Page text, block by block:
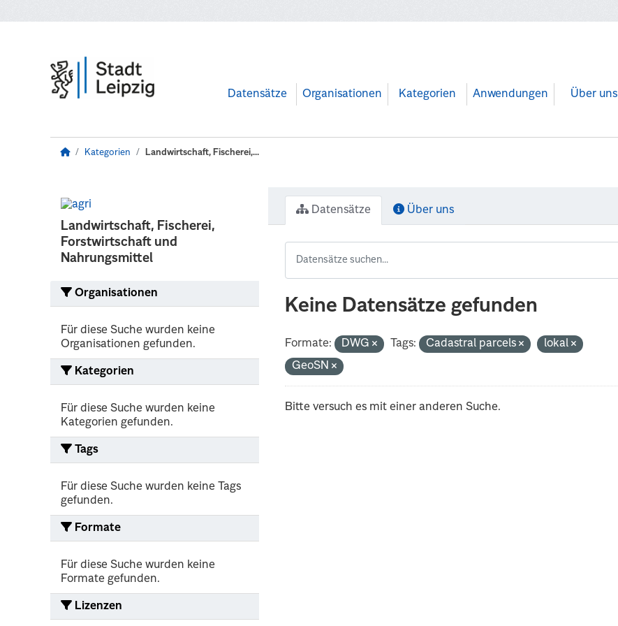
Datensätze Organisationen Kategorien Anwendungen Über uns
Kategorien Landwirtschaft, Fischerei,...
Landwirtschaft, Fischerei,
Forstwirtschaft und
Nahrungsmittel
Organisationen
Für diese Suche wurden keine
Organisationen gefunden.
Kategorien
Für diese Suche wurden keine
Kategorien gefunden.
Tags
Für diese Suche wurden keine Tags
gefunden.
Formate
Für diese Suche wurden keine
Formate gefunden.
Lizenzen
Datensätze Über uns
Keine Datensätze gefunden
Formate: DWG Tags: Cadastral parcels
lokal
GeoSN
Bitte versuch es mit einer anderen Suche.